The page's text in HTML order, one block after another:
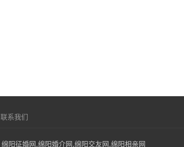
联系我们
绵阳征婚网,绵阳婚介网,绵阳交友网,绵阳相亲网